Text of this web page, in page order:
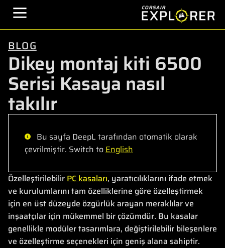
BLOG
Dikey montaj kiti 6500
Serisi Kasaya nasıl
takılır
Bu sayfa DeepL tarafından otomatik olarak
çevrilmiştir. Switch toEnglish
ÖzelleştirilebilirPC kasaları, yaratıcılıklarını ifade etmek
ve kurulumlarını tam özelliklerine göre özelleştirmek
için en üst düzeyde özgürlük arayan meraklılar ve
inşaatçılar için mükemmel bir çözümdür. Bu kasalar
genellikle modüler tasarımlara, değiştirilebilir bileşenlere
ve özelleştirme seçenekleri için geniş alana sahiptir.